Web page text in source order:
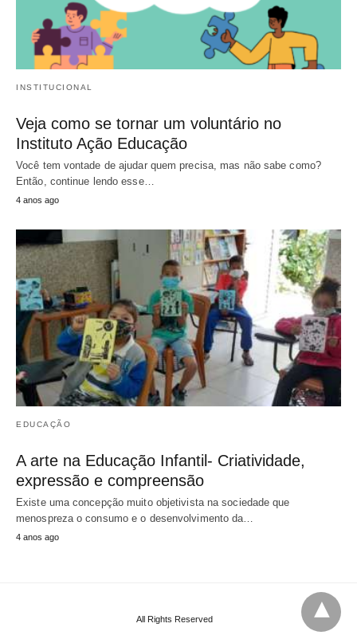
INSTITUCIONAL
Veja como se tornar um voluntário no
Instituto Ação Educação
Você tem vontade de ajudar quem precisa, mas não sabe como?
Então, continue lendo esse…
4 anos ago
EDUCAÇÃO
A arte na Educação Infantil- Criatividade,
expressão e compreensão
Existe uma concepção muito objetivista na sociedade que
menospreza o consumo e o desenvolvimento da…
4 anos ago
All Rights Reserved